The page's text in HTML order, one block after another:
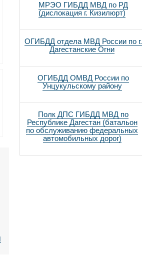
МРЭО ГИБДД МВД по РД
(дислокация г. Кизилюрт)
ОГИБДД отдела МВД России по г.
Дагестанские Огни
ОГИБДД ОМВД России по
Унцукульскому району
Полк ДПС ГИБДД МВД по
Республике Дагестан (батальон
по обслуживанию федеральных
автомобильных дорог)